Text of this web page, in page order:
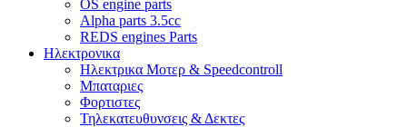
OS engine parts
Alpha parts 3.5cc
REDS engines Parts
Ηλεκτρονικα
Ηλεκτρικα Μοτερ & Speedcontroll
Μπαταριες
Φορτιστες
Τηλεκατευθυνσεις & Δεκτες